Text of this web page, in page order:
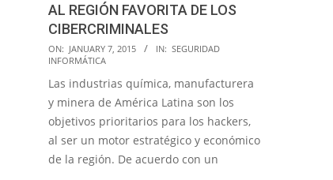
AL REGIÓN FAVORITA DE LOS
CIBERCRIMINALES
2015-
01-
07
ON: JANUARY 7, 2015 IN: SEGURIDAD
INFORMÁTICA
Las industrias química, manufacturera
y minera de América Latina son los
objetivos prioritarios para los hackers,
al ser un motor estratégico y económico
de la región. De acuerdo con un